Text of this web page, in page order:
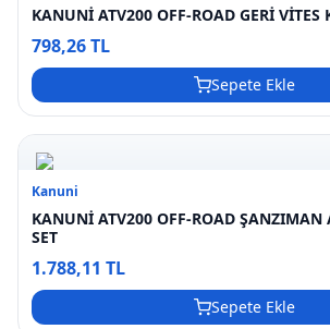
KANUNİ ATV200 OFF-ROAD GERİ VİTES
798,26 TL
Sepete Ekle
Kanuni
KANUNİ ATV200 OFF-ROAD ŞANZIMAN
SET
1.788,11 TL
Sepete Ekle